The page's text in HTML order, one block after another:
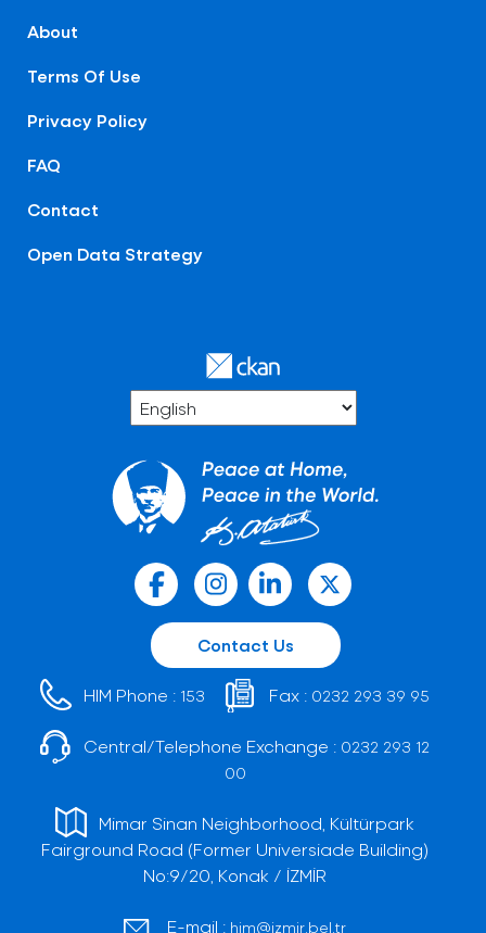
About
Terms Of Use
Privacy Policy
FAQ
Contact
Open Data Strategy
Contact Us
HIM Phone : 153 Fax : 0232 293 39 95
Central/Telephone Exchange : 0232 293 12
00
Mimar Sinan Neighborhood, Kültürpark
Fairground Road (Former Universiade Building)
No:9/20, Konak / İZMİR
E-mail : him@izmir.bel.tr